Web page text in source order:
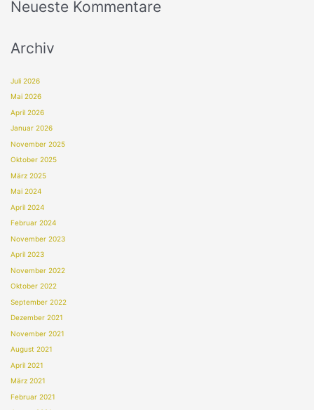
Neueste Kommentare
Archiv
Juli 2026
Mai 2026
April 2026
Januar 2026
November 2025
Oktober 2025
März 2025
Mai 2024
April 2024
Februar 2024
November 2023
April 2023
November 2022
Oktober 2022
September 2022
Dezember 2021
November 2021
August 2021
April 2021
März 2021
Februar 2021